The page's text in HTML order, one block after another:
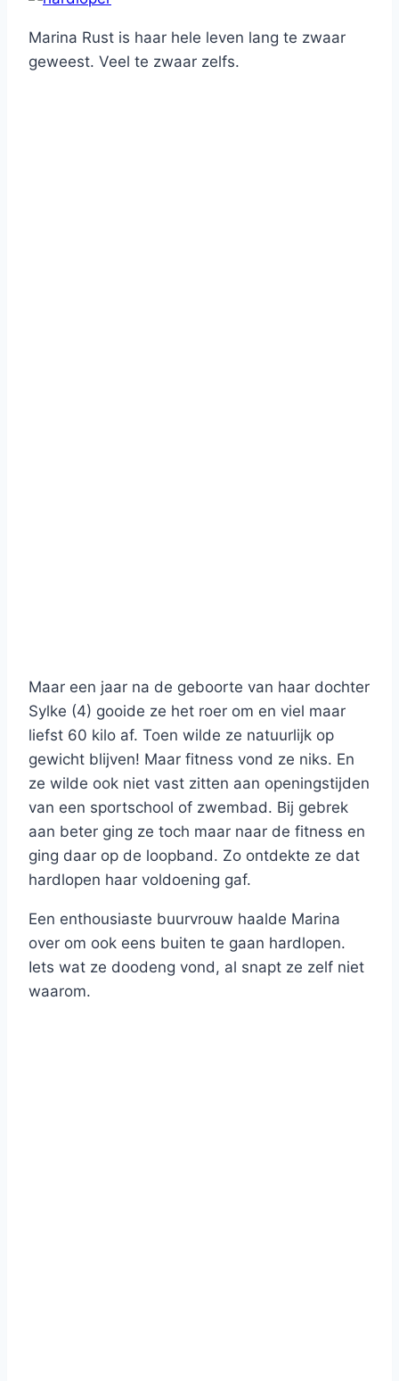
Marina Rust is haar hele leven lang te zwaar
geweest. Veel te zwaar zelfs.
Maar een jaar na de geboorte van haar dochter
Sylke (4) gooide ze het roer om en viel maar
liefst 60 kilo af. Toen wilde ze natuurlijk op
gewicht blijven! Maar fitness vond ze niks. En
ze wilde ook niet vast zitten aan openingstijden
van een sportschool of zwembad. Bij gebrek
aan beter ging ze toch maar naar de fitness en
ging daar op de loopband. Zo ontdekte ze dat
hardlopen haar voldoening gaf.
Een enthousiaste buurvrouw haalde Marina
over om ook eens buiten te gaan hardlopen.
Iets wat ze doodeng vond, al snapt ze zelf niet
waarom.